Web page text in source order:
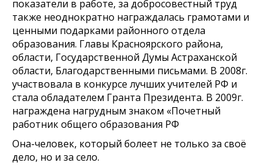
показатели в работе, за добросовестный труд
также неоднократно награждалась грамотами и
ценными подарками районного отдела
образования. Главы Красноярского района,
области, Государственной Думы Астраханской
области, Благодарственными письмами. В 2008г.
участвовала в конкурсе лучших учителей РФ и
стала обладателем Гранта Президента. В 2009г.
награждена нагрудным знаком «Почетный
работник общего образования РФ
Она-человек, который болеет не только за своё
дело, но и за село.